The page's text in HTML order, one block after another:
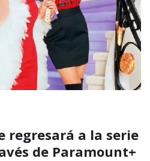
regresará a la serie
de Paramount+